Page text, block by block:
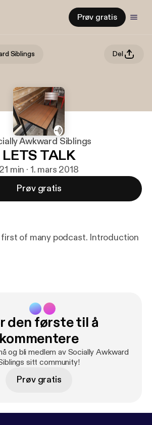
Prøv gratis
Siblings Del
Awkward Siblings
LETS TALK
21 min · 1. mars 2018
Prøv gratis
of many podcast. Introduction
den første til å
kommentere
og bli medlem av Socially Awkward
sitt community!
Prøv gratis